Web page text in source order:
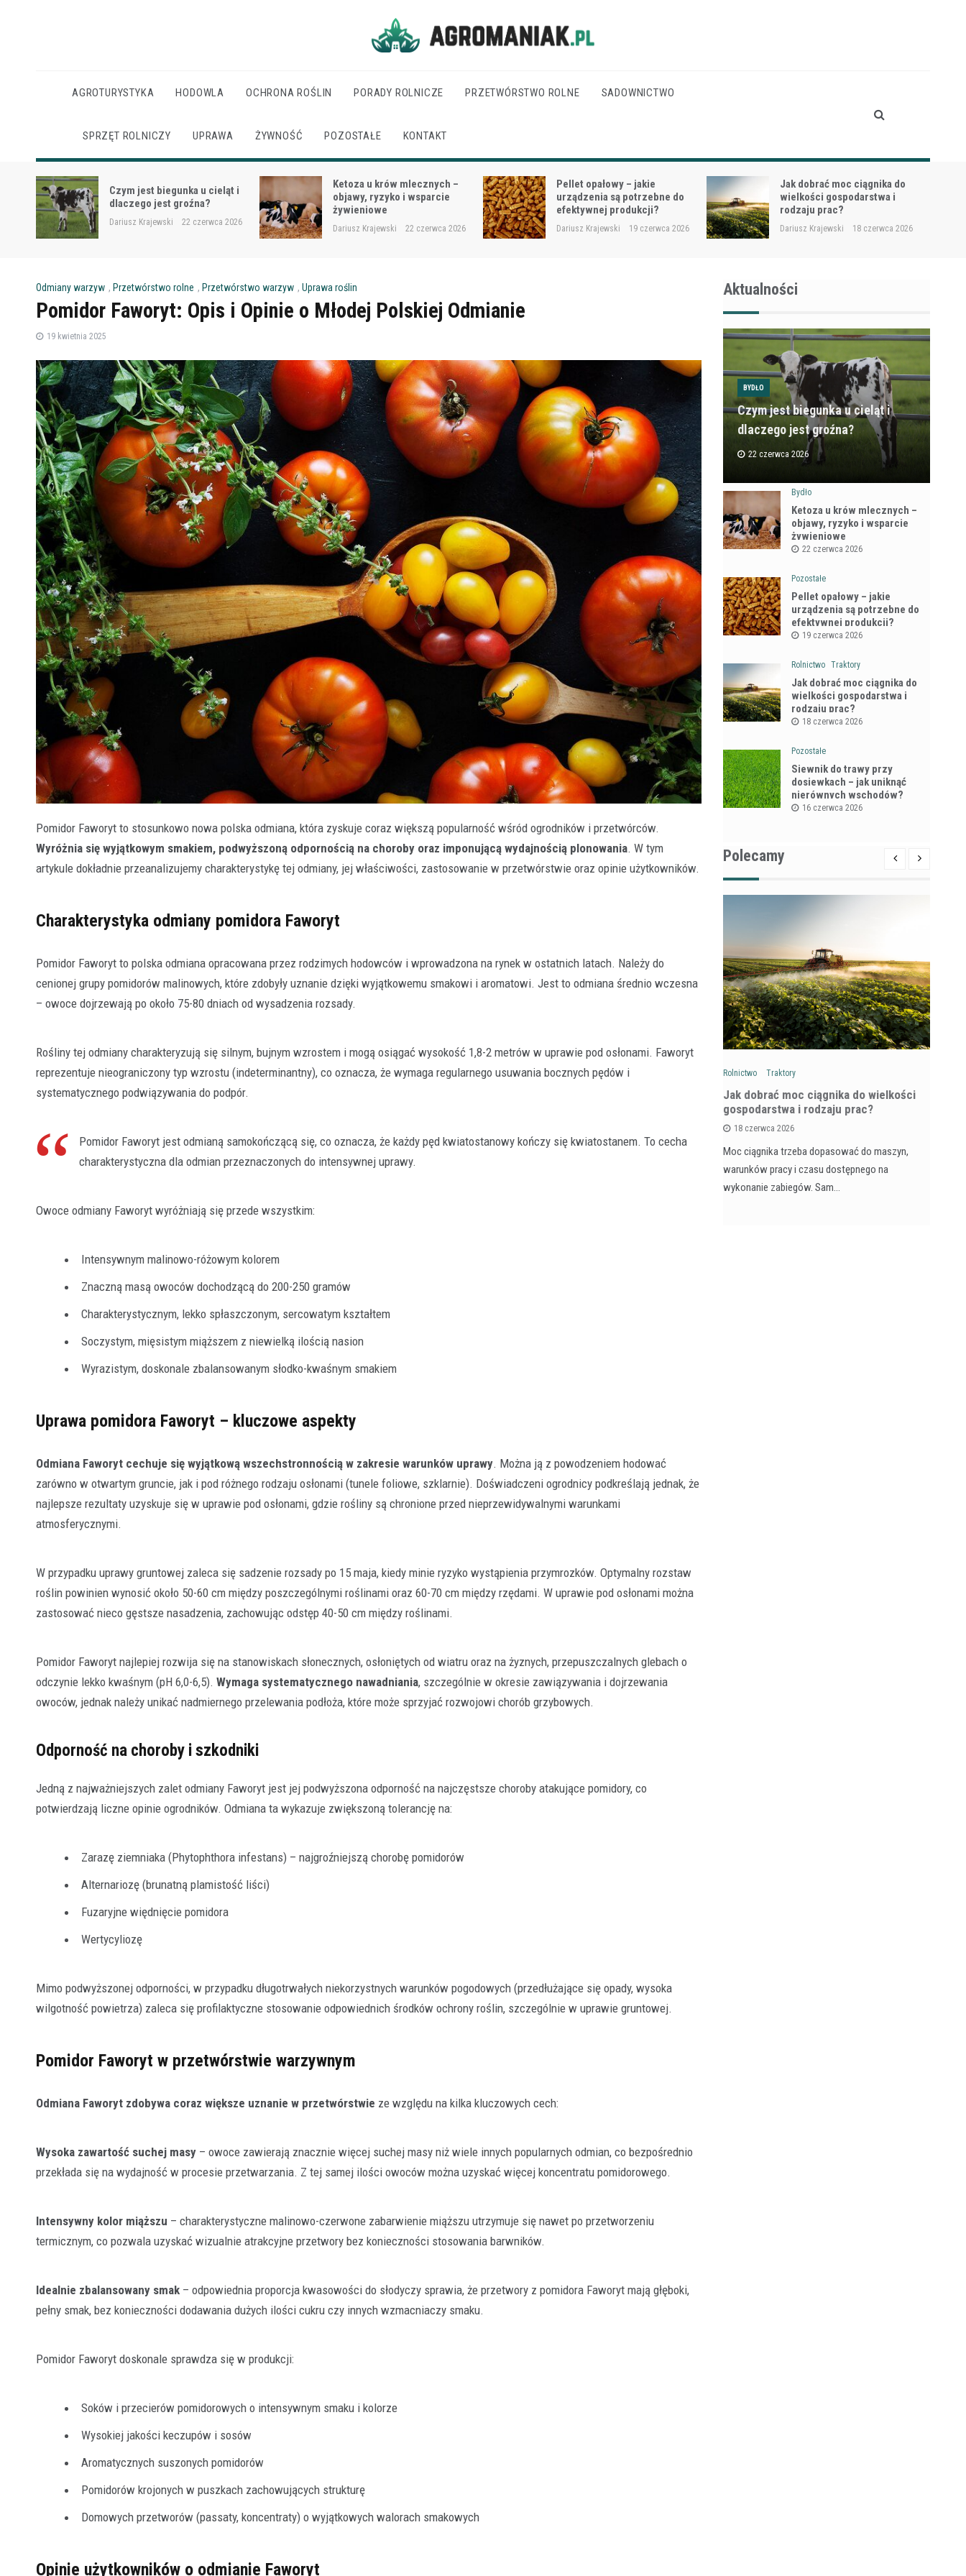
AGROTURYSTYKA HODOWLA OCHRONA ROŚLIN PORADY ROLNICZE PRZETWÓRSTWO ROLNE SADOWNICTWO
SPRZĘT ROLNICZY UPRAWA ŻYWNOŚĆ POZOSTAŁE KONTAKT
Ketoza u krów mlecznych –
objawy, ryzyko i wsparcie
żywieniowe
Dariusz Krajewski
Pellet opałowy – jakie
urządzenia są potrzebne do
efektywnej produkcji?
Dariusz Krajewski 19 czerwca 2026
Jak dobrać moc ciągnika do
wielkości gospodarstwa i
rodzaju prac?
Dariusz Krajewski 18 czerwca 2026
Siewnik do trawy przy
dosiewkach – jak uniknąć
nierównych wschodów?
Dariusz Krajewski 16 czerwca 2026
Odmiany warzyw , Przetwórstwo rolne , Przetwórstwo warzyw , Uprawa roślin
Pomidor Faworyt: Opis i Opinie o Młodej Polskiej Odmianie
19 kwietnia 2025
Pomidor Faworyt to stosunkowo nowa polska odmiana, która zyskuje coraz większą popularność wśród ogrodników i przetwórców.
Wyróżnia się wyjątkowym smakiem, podwyższoną odpornością na choroby oraz imponującą wydajnością plonowania. W tym
artykule dokładnie przeanalizujemy charakterystykę tej odmiany, jej właściwości, zastosowanie w przetwórstwie oraz opinie użytkowników.
Charakterystyka odmiany pomidora Faworyt
Pomidor Faworyt to polska odmiana opracowana przez rodzimych hodowców i wprowadzona na rynek w ostatnich latach. Należy do
cenionej grupy pomidorów malinowych, które zdobyły uznanie dzięki wyjątkowemu smakowi i aromatowi. Jest to odmiana średnio wczesna
– owoce dojrzewają po około 75-80 dniach od wysadzenia rozsady.
Rośliny tej odmiany charakteryzują się silnym, bujnym wzrostem i mogą osiągać wysokość 1,8-2 metrów w uprawie pod osłonami. Faworyt
reprezentuje nieograniczony typ wzrostu (indeterminantny), co oznacza, że wymaga regularnego usuwania bocznych pędów i
systematycznego podwiązywania do podpór.
Pomidor Faworyt jest odmianą samokończącą się, co oznacza, że każdy pęd kwiatostanowy kończy się kwiatostanem. To cecha
charakterystyczna dla odmian przeznaczonych do intensywnej uprawy.
Owoce odmiany Faworyt wyróżniają się przede wszystkim:
Intensywnym malinowo-różowym kolorem
Znaczną masą owoców dochodzącą do 200-250 gramów
Charakterystycznym, lekko spłaszczonym, sercowatym kształtem
Soczystym, mięsistym miąższem z niewielką ilością nasion
Wyrazistym, doskonale zbalansowanym słodko-kwaśnym smakiem
Uprawa pomidora Faworyt – kluczowe aspekty
Odmiana Faworyt cechuje się wyjątkową wszechstronnością w zakresie warunków uprawy. Można ją z powodzeniem hodować
zarówno w otwartym gruncie, jak i pod różnego rodzaju osłonami (tunele foliowe, szklarnie). Doświadczeni ogrodnicy podkreślają jednak, że
najlepsze rezultaty uzyskuje się w uprawie pod osłonami, gdzie rośliny są chronione przed nieprzewidywalnymi warunkami
atmosferycznymi.
W przypadku uprawy gruntowej zaleca się sadzenie rozsady po 15 maja, kiedy minie ryzyko wystąpienia przymrozków. Optymalny rozstaw
roślin powinien wynosić około 50-60 cm między poszczególnymi roślinami oraz 60-70 cm między rzędami. W uprawie pod osłonami można
zastosować nieco gęstsze nasadzenia, zachowując odstęp 40-50 cm między roślinami.
Pomidor Faworyt najlepiej rozwija się na stanowiskach słonecznych, osłoniętych od wiatru oraz na żyznych, przepuszczalnych glebach o
odczynie lekko kwaśnym (pH 6,0-6,5). Wymaga systematycznego nawadniania, szczególnie w okresie zawiązywania i dojrzewania
owoców, jednak należy unikać nadmiernego przelewania podłoża, które może sprzyjać rozwojowi chorób grzybowych.
Odporność na choroby i szkodniki
Jedną z najważniejszych zalet odmiany Faworyt jest jej podwyższona odporność na najczęstsze choroby atakujące pomidory, co
potwierdzają liczne opinie ogrodników. Odmiana ta wykazuje zwiększoną tolerancję na:
Zarazę ziemniaka (Phytophthora infestans) – najgroźniejszą chorobę pomidorów
Alternariozę (brunatną plamistość liści)
Fuzaryjne więdnięcie pomidora
Wertycyliozę
Mimo podwyższonej odporności, w przypadku długotrwałych niekorzystnych warunków pogodowych (przedłużające się opady, wysoka
wilgotność powietrza) zaleca się profilaktyczne stosowanie odpowiednich środków ochrony roślin, szczególnie w uprawie gruntowej.
Pomidor Faworyt w przetwórstwie warzywnym
Odmiana Faworyt zdobywa coraz większe uznanie w przetwórstwie ze względu na kilka kluczowych cech:
Wysoka zawartość suchej masy – owoce zawierają znacznie więcej suchej masy niż wiele innych popularnych odmian, co bezpośrednio
przekłada się na wydajność w procesie przetwarzania. Z tej samej ilości owoców można uzyskać więcej koncentratu pomidorowego.
Intensywny kolor miąższu – charakterystyczne malinowo-czerwone zabarwienie miąższu utrzymuje się nawet po przetworzeniu
termicznym, co pozwala uzyskać wizualnie atrakcyjne przetwory bez konieczności stosowania barwników.
Idealnie zbalansowany smak – odpowiednia proporcja kwasowości do słodyczy sprawia, że przetwory z pomidora Faworyt mają głęboki,
pełny smak, bez konieczności dodawania dużych ilości cukru czy innych wzmacniaczy smaku.
Pomidor Faworyt doskonale sprawdza się w produkcji:
Soków i przecierów pomidorowych o intensywnym smaku i kolorze
Wysokiej jakości keczupów i sosów
Aromatycznych suszonych pomidorów
Pomidorów krojonych w puszkach zachowujących strukturę
Domowych przetworów (passaty, koncentraty) o wyjątkowych walorach smakowych
Opinie użytkowników o odmianie Faworyt
Aktualności
BYDŁO
Czym jest biegunka u cieląt i
dlaczego jest groźna?
22 czerwca 2026
Bydło
Ketoza u krów mlecznych –
objawy, ryzyko i wsparcie
żywieniowe
22 czerwca 2026
Pozostałe
Pellet opałowy – jakie
urządzenia są potrzebne do
efektywnej produkcji?
19 czerwca 2026
Rolnictwo Traktory
Jak dobrać moc ciągnika do
wielkości gospodarstwa i
rodzaju prac?
18 czerwca 2026
Pozostałe
Siewnik do trawy przy
dosiewkach – jak uniknąć
nierównych wschodów?
16 czerwca 2026
Polecamy
Rolnictwo
29 grudnia 2025
Rolnictwo Traktory
Jak dobrać moc ciągnika do wielkości
gospodarstwa i rodzaju prac?
18 czerwca 2026
Moc ciągnika trzeba dopasować do maszyn,
warunków pracy i czasu dostępnego na
wykonanie zabiegów. Sam…